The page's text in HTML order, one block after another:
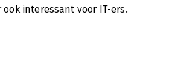
interessant voor IT-ers.